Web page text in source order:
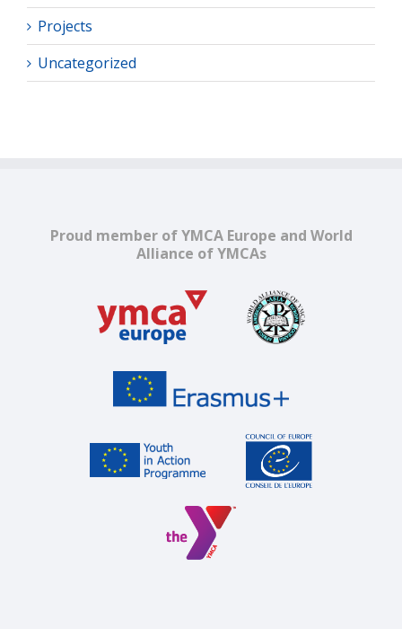
Projects
Uncategorized
Proud member of YMCA Europe and World
Alliance of YMCAs